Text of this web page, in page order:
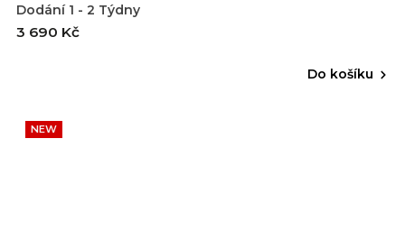
Dodání 1 - 2 Týdny
3 690 Kč
Do košíku
NEW